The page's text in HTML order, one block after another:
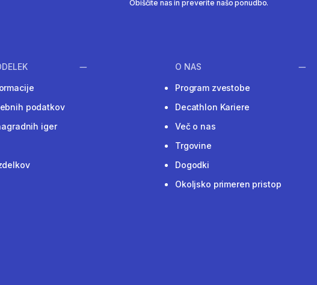
Obiščite nas in preverite našo ponudbo.
podatkov
iger
O NAS
Program zvestobe
Decathlon Kariere
Več o nas
Trgovine
Dogodki
Okoljsko primeren pristop